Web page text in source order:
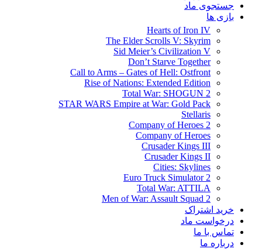
جستجوی ماد
بازی ها
Hearts of Iron IV
The Elder Scrolls V: Skyrim
Sid Meier’s Civilization V
Don’t Starve Together
Call to Arms – Gates of Hell: Ostfront
Rise of Nations: Extended Edition
Total War: SHOGUN 2
STAR WARS Empire at War: Gold Pack
Stellaris
Company of Heroes 2
Company of Heroes
Crusader Kings III
Crusader Kings II
Cities: Skylines
Euro Truck Simulator 2
Total War: ATTILA
Men of War: Assault Squad 2
خرید اشتراک
درخواست ماد
تماس با ما
درباره ما